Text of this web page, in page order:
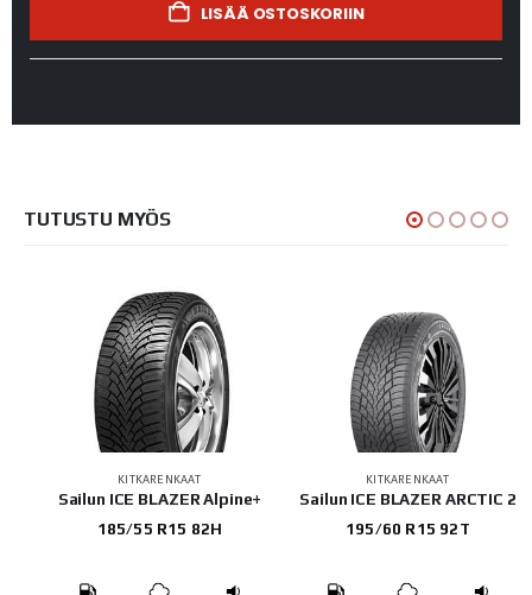
LISÄÄ OSTOSKORIIN
TUTUSTU MYÖS
KITKARENKAAT
Sailun ICE BLAZER Alpine+
185/55 R15 82H
KITKARENKAAT
Sailun ICE BLAZER ARCTIC 2
195/60 R15 92T